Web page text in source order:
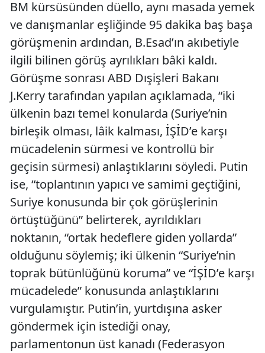
BM kürsüsünden düello, aynı masada yemek
ve danışmanlar eşliğinde 95 dakika baş başa
görüşmenin ardından, B.Esad’ın akıbetiyle
ilgili bilinen görüş ayrılıkları bâki kaldı.
Görüşme sonrası ABD Dışişleri Bakanı
J.Kerry tarafından yapılan açıklamada, “iki
ülkenin bazı temel konularda (Suriye’nin
birleşik olması, lâik kalması, İŞİD’e karşı
mücadelenin sürmesi ve kontrollü bir
geçisin sürmesi) anlaştıklarını söyledi. Putin
ise, “toplantının yapıcı ve samimi geçtiğini,
Suriye konusunda bir çok görüşlerinin
örtüştüğünü” belirterek, ayrıldıkları
noktanın, “ortak hedeflere giden yollarda”
olduğunu söylemiş; iki ülkenin “Suriye’nin
toprak bütünlüğünü koruma” ve “İŞİD’e karşı
mücadelede” konusunda anlaştıklarını
vurgulamıştır. Putin’in, yurtdışına asker
göndermek için istediği onay,
parlamentonun üst kanadı (Federasyon